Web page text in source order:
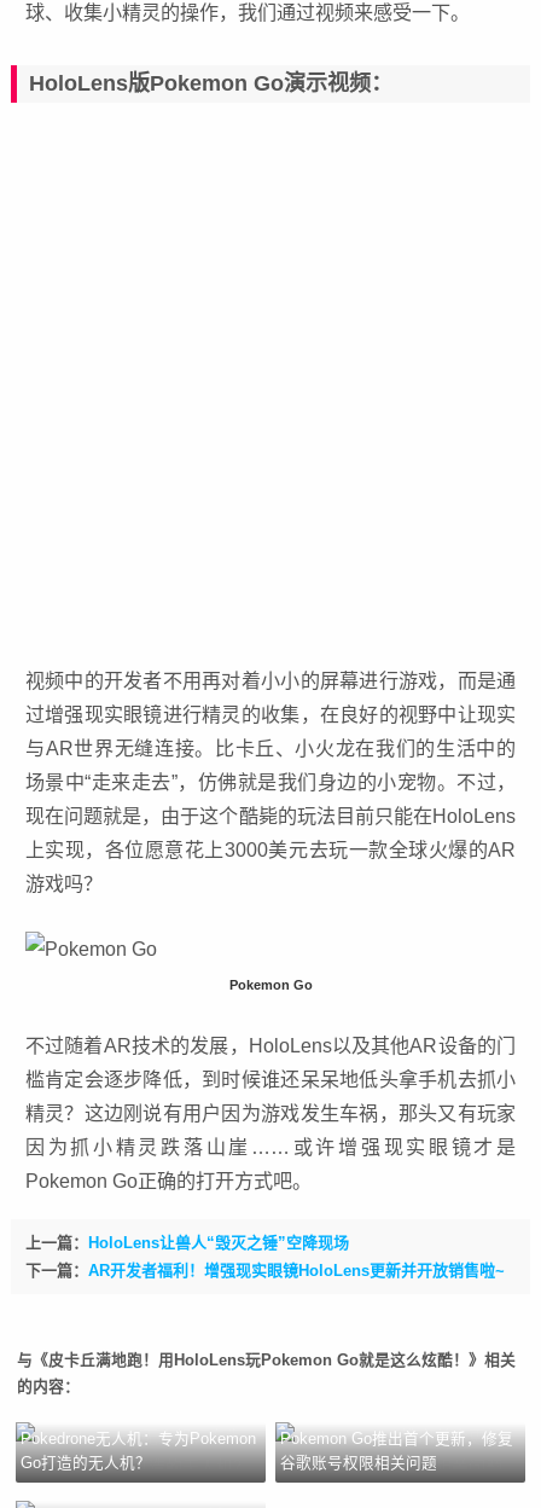
球、收集小精灵的操作，我们通过视频来感受一下。
HoloLens版Pokemon Go演示视频：
视频中的开发者不用再对着小小的屏幕进行游戏，而是通
过增强现实眼镜进行精灵的收集，在良好的视野中让现实
与AR世界无缝连接。比卡丘、小火龙在我们的生活中的
场景中“走来走去”，仿佛就是我们身边的小宠物。不过，
现在问题就是，由于这个酷毙的玩法目前只能在HoloLens
上实现，各位愿意花上3000美元去玩一款全球火爆的AR
游戏吗？
Pokemon Go
不过随着AR技术的发展，HoloLens以及其他AR设备的门
槛肯定会逐步降低，到时候谁还呆呆地低头拿手机去抓小
精灵？这边刚说有用户因为游戏发生车祸，那头又有玩家
因为抓小精灵跌落山崖……或许增强现实眼镜才是
Pokemon Go正确的打开方式吧。
上一篇：
HoloLens让兽人“毁灭之锤”空降现场
下一篇： AR开发者福利！增强现实眼镜HoloLens更新并开放销售啦~
与《皮卡丘满地跑！用HoloLens玩Pokemon Go就是这么炫酷！》相关
的内容：
Pokedrone无人机：专为Pokemon
Go打造的无人机？
Pokemon Go推出首个更新，修复
谷歌账号权限相关问题